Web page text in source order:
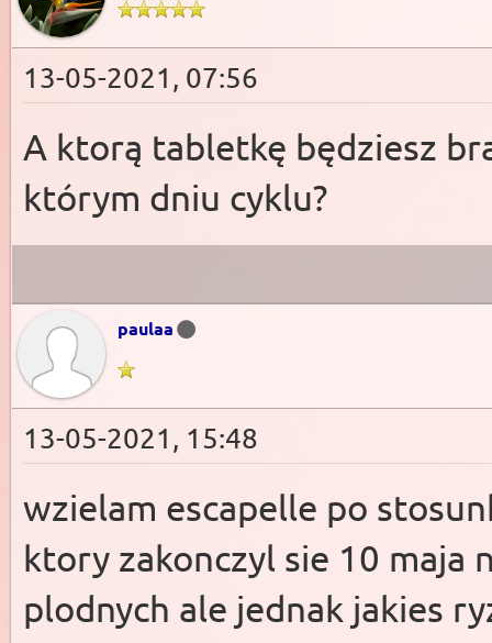
13-05-2021, 07:56
A ktorą tabletkę będziesz
którym dniu cyklu?
paulaa
13-05-2021, 15:48
wzielam escapelle po
ktory zakonczyl sie 10 maja
plodnych ale jednak jakies